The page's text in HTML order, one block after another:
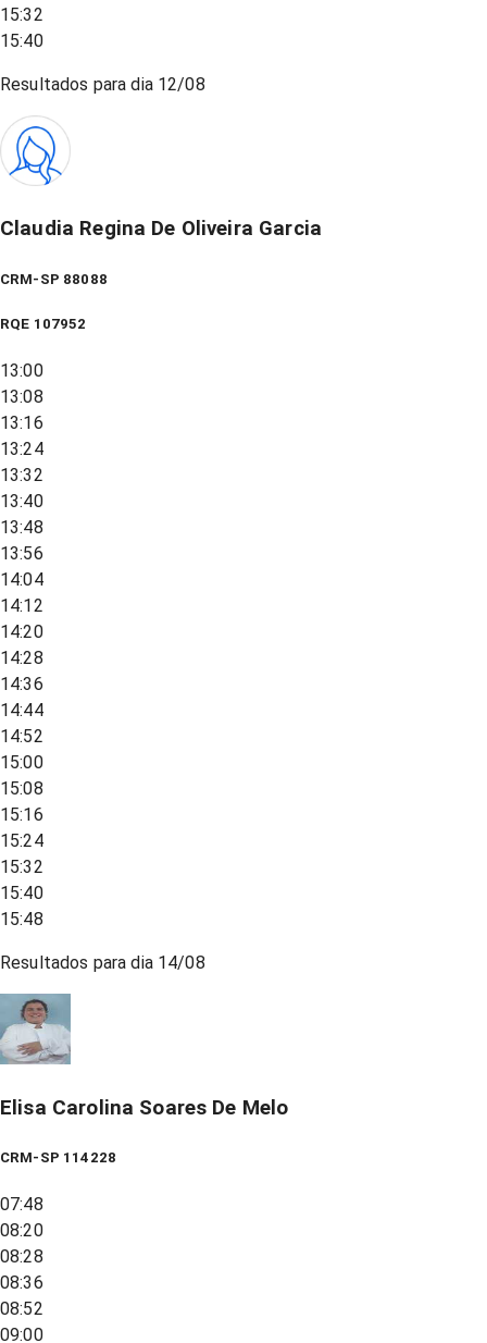
15:32
15:40
Resultados para dia 12/08
Claudia Regina De Oliveira Garcia
CRM-SP 88088
RQE 107952
13:00
13:08
13:16
13:24
13:32
13:40
13:48
13:56
14:04
14:12
14:20
14:28
14:36
14:44
14:52
15:00
15:08
15:16
15:24
15:32
15:40
15:48
Resultados para dia 14/08
Elisa Carolina Soares De Melo
CRM-SP 114228
07:48
08:20
08:28
08:36
08:52
09:00